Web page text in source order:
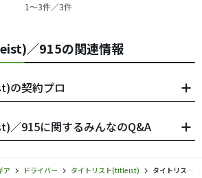
1〜3件／3件
／915の関連情報
の契約プロ
／915に関するみんなのQ&A
ア ドライバー タイトリスト(titleist)
タイトリスト／915／ドライバーの口コミ評価